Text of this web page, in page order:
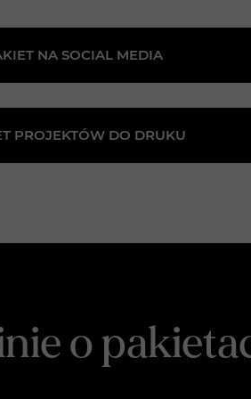
PROJEKTÓW DO DRUKU
NA SOCIAL MEDIA
o